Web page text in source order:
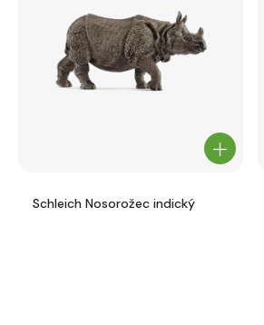
Schleich Nosorožec indický